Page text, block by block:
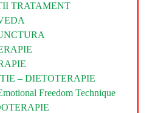
TRATAMENT
– DIETOTERAPIE
Freedom Technique